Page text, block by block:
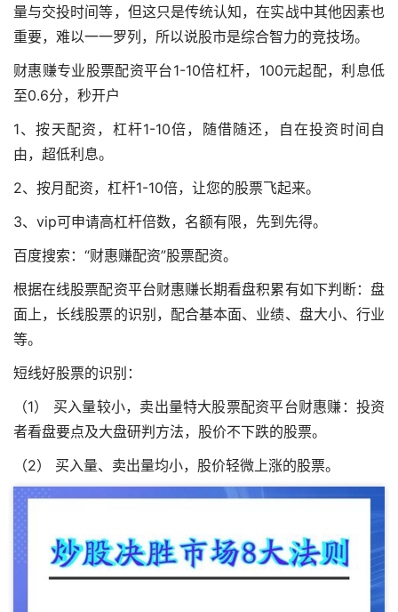
量与交投时间等，但这只是传统认知，在实战中其他因素也
重要，难以一一罗列，所以说股市是综合智力的竞技场。
财惠赚专业股票配资平台1-10倍杠杆，100元起配，利息低
至0.6分，秒开户
1、按天配资，杠杆1-10倍，随借随还，自在投资时间自
由，超低利息。
2、按月配资，杠杆1-10倍，让您的股票飞起来。
3、vip可申请高杠杆倍数，名额有限，先到先得。
百度搜索：“财惠赚配资”股票配资。
根据在线股票配资平台财惠赚长期看盘积累有如下判断：盘
面上，长线股票的识别，配合基本面、业绩、盘大小、行业
等。
短线好股票的识别：
（1） 买入量较小，卖出量特大股票配资平台财惠赚：投资
者看盘要点及大盘研判方法，股价不下跌的股票。
（2） 买入量、卖出量均小，股价轻微上涨的股票。